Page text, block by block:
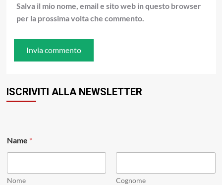
Salva il mio nome, email e sito web in questo browser
per la prossima volta che commento.
ISCRIVITI ALLA NEWSLETTER
*
*
Name *
Nome Cognome